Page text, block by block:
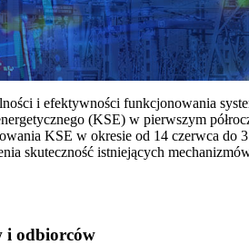
i efektywności funkcjonowania
(KSE) w pierwszym
KSE w okresie od 14 czerwca do
skuteczność istniejących
i odbiorców